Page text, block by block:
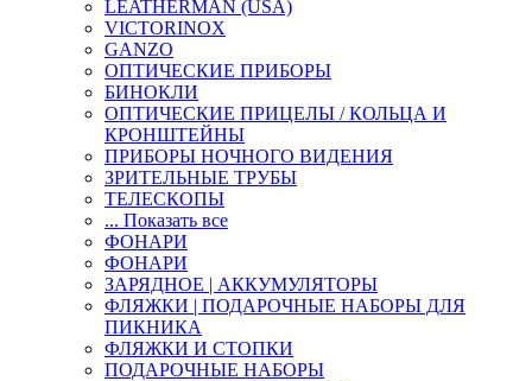
LEATHERMAN (USA)
VICTORINOX
GANZO
ОПТИЧЕСКИЕ ПРИБОРЫ
БИНОКЛИ
ОПТИЧЕСКИЕ ПРИЦЕЛЫ / КОЛЬЦА И
КРОНШТЕЙНЫ
ПРИБОРЫ НОЧНОГО ВИДЕНИЯ
ЗРИТЕЛЬНЫЕ ТРУБЫ
ТЕЛЕСКОПЫ
... Показать все
ФОНАРИ
ФОНАРИ
ЗАРЯДНОЕ | АККУМУЛЯТОРЫ
ФЛЯЖКИ | ПОДАРОЧНЫЕ НАБОРЫ ДЛЯ
ПИКНИКА
ФЛЯЖКИ И СТОПКИ
ПОДАРОЧНЫЕ НАБОРЫ